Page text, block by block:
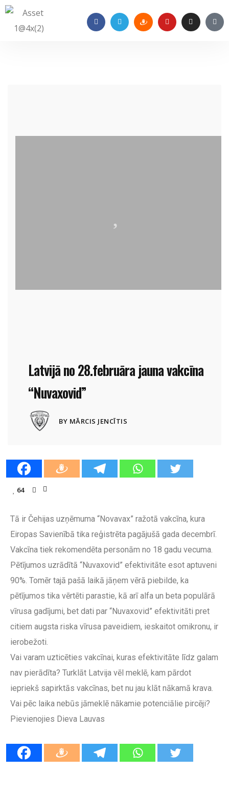
Latvijā no 28.februāra jauna vakcīna
“Nuvaxovid”
BY MĀRCIS JENCĪTIS
28 FEBRUĀRIS, 2022
64
Tā ir Čehijas uzņēmuma “Novavax” ražotā vakcīna, kura
Eiropas Savienībā tika reģistrēta pagājušā gada decembrī.
Vakcīna tiek rekomendēta personām no 18 gadu vecuma.
Pētījumos uzrādītā “Nuvaxovid” efektivitāte esot aptuveni
90%. Tomēr tajā pašā laikā jāņem vērā piebilde, ka
pētījumos tika vērtēti parastie, kā arī alfa un beta populārā
vīrusa gadījumi, bet dati par “Nuvaxovid” efektivitāti pret
citiem augsta riska vīrusa paveidiem, ieskaitot omikronu, ir
ierobežoti.
Vai varam uzticēties vakcīnai, kuras efektivitāte līdz galam
nav pierādīta? Turklāt Latvija vēl meklē, kam pārdot
iepriekš sapirktās vakcīnas, bet nu jau klāt nākamā krava.
Vai pēc laika nebūs jāmeklē nākamie potenciālie pircēji?
Pievienojies Dieva Lauvas